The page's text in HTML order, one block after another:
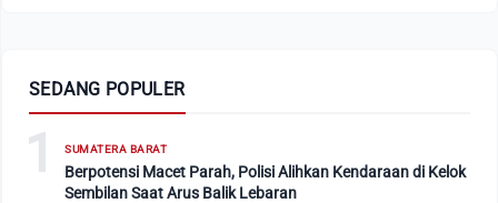
SEDANG POPULER
1 SUMATERA BARAT
Berpotensi Macet Parah, Polisi Alihkan Kendaraan di Kelok
Sembilan Saat Arus Balik Lebaran